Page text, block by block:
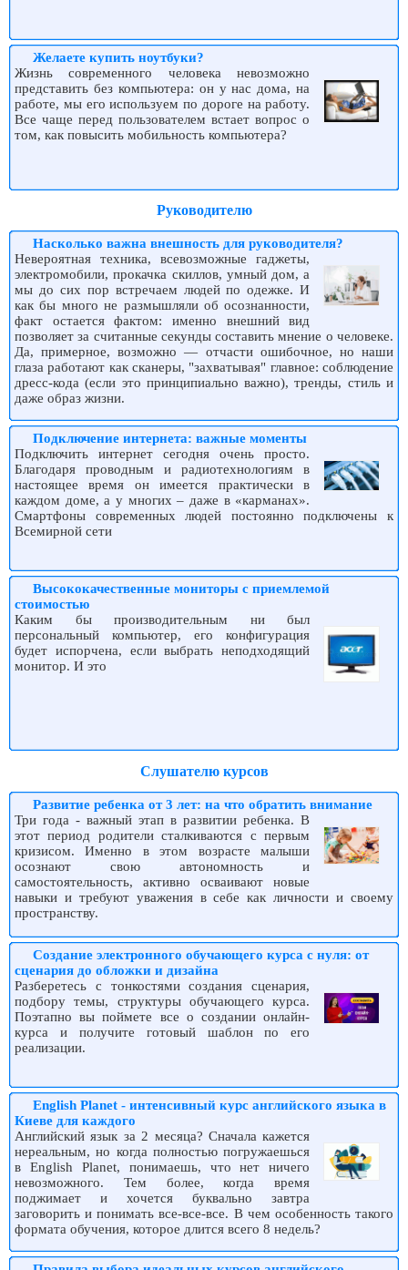
Желаете купить ноутбуки?
Жизнь современного человека невозможно
представить без компьютера: он у нас дома, на
работе, мы его используем по дороге на работу.
Все чаще перед пользователем встает вопрос о
том, как повысить мобильность компьютера?
Руководителю
Насколько важна внешность для руководителя?
Невероятная техника, всевозможные гаджеты,
электромобили, прокачка скиллов, умный дом, а
мы до сих пор встречаем людей по одежке. И
как бы много не размышляли об осознанности,
факт остается фактом: именно внешний вид
позволяет за считанные секунды составить мнение о человеке.
Да, примерное, возможно — отчасти ошибочное, но наши
глаза работают как сканеры, "захватывая" главное: соблюдение
дресс-кода (если это принципиально важно), тренды, стиль и
даже образ жизни.
Подключение интернета: важные моменты
Подключить интернет сегодня очень просто.
Благодаря проводным и радиотехнологиям в
настоящее время он имеется практически в
каждом доме, а у многих – даже в «карманах».
Смартфоны современных людей постоянно подключены к
Всемирной сети
Высококачественные мониторы с приемлемой
стоимостью
Каким бы производительным ни был
персональный компьютер, его конфигурация
будет испорчена, если выбрать неподходящий
монитор. И это
Слушателю курсов
Развитие ребенка от 3 лет: на что обратить внимание
Три года - важный этап в развитии ребенка. В
этот период родители сталкиваются с первым
кризисом. Именно в этом возрасте малыши
осознают свою автономность и
самостоятельность, активно осваивают новые
навыки и требуют уважения в себе как личности и своему
пространству.
Создание электронного обучающего курса с нуля: от
сценария до обложки и дизайна
Разберетесь с тонкостями создания сценария,
подбору темы, структуры обучающего курса.
Поэтапно вы поймете все о создании онлайн-
курса и получите готовый шаблон по его
реализации.
English Planet - интенсивный курс английского языка в
Киеве для каждого
Английский язык за 2 месяца? Сначала кажется
нереальным, но когда полностью погружаешься
в English Planet, понимаешь, что нет ничего
невозможного. Тем более, когда время
поджимает и хочется буквально завтра
заговорить и понимать все-все-все. В чем особенность такого
формата обучения, которое длится всего 8 недель?